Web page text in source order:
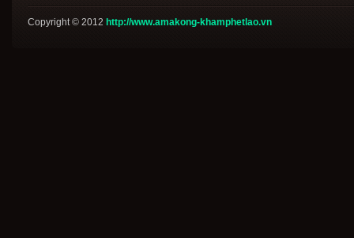
Copyright © 2012 http://www.amakong-khamphetlao.vn